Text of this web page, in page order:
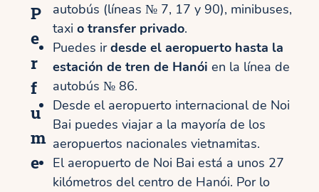
P
e
r
f
u
m
e
autobús (líneas № 7, 17 y 90), minibuses,
taxi o transfer privado.
Puedes irdesde el aeropuerto hasta la
estación de tren de Hanói en la línea de
autobús № 86.
Desde el aeropuerto internacional de Noi
Bai puedes viajar a la mayoría de los
aeropuertos nacionales vietnamitas.
El aeropuerto de Noi Bai está a unos 27
kilómetros del centro de Hanói. Por lo